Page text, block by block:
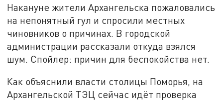
Накануне жители Архангельска пожаловались
на непонятный гул и спросили местных
чиновников о причинах. В городской
администрации рассказали откуда взялся
шум. Спойлер: причин для беспокойства нет.
Как объяснили власти столицы Поморья, на
Архангельской ТЭЦ сейчас идёт проверка